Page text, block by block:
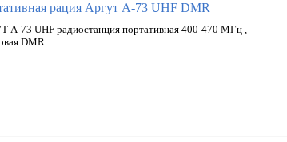
рация Аргут А-73 UHF DMR
А-73 UHF радиостанция портативная 400-470 МГц ,
DMR